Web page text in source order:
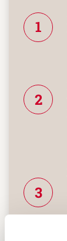
1
2
3